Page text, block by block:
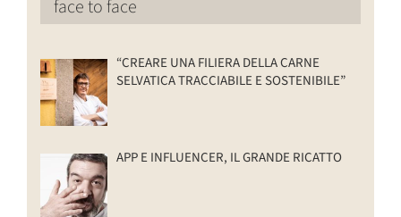
face to face
“CREARE UNA FILIERA DELLA CARNE
SELVATICA TRACCIABILE E SOSTENIBILE”
APP E INFLUENCER, IL GRANDE RICATTO